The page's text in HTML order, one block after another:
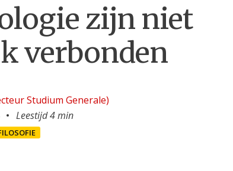
zijn niet
verbonden
Studium Generale)
Leestijd 4 min